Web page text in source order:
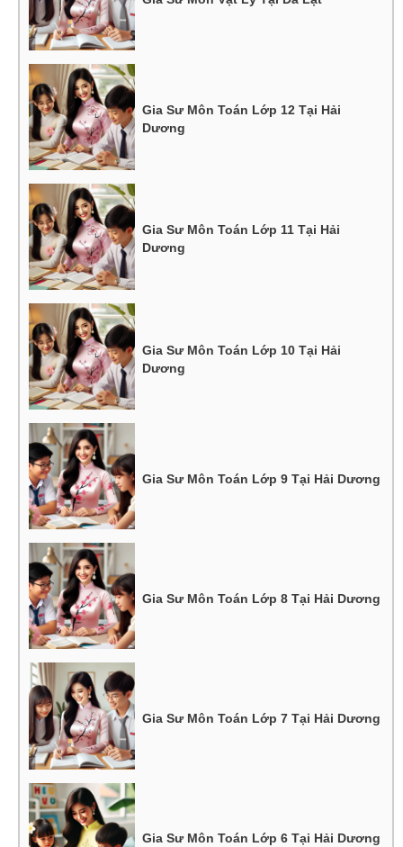
Gia Sư Môn Toán Lớp 12 Tại Hải
Dương
Gia Sư Môn Toán Lớp 11 Tại Hải
Dương
Gia Sư Môn Toán Lớp 10 Tại Hải
Dương
Gia Sư Môn Toán Lớp 9 Tại Hải Dương
Gia Sư Môn Toán Lớp 8 Tại Hải Dương
Gia Sư Môn Toán Lớp 7 Tại Hải Dương
Gia Sư Môn Toán Lớp 6 Tại Hải Dương